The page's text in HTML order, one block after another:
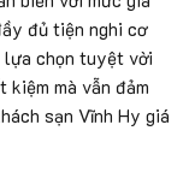
đủ tiện nghi cơ
lựa chọn tuyệt vời
mà vẫn đảm
sạn Vĩnh Hy giá